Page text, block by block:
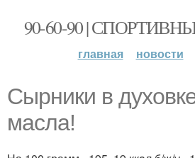
90-60-90 |
главная новости
Сырники в
масла!